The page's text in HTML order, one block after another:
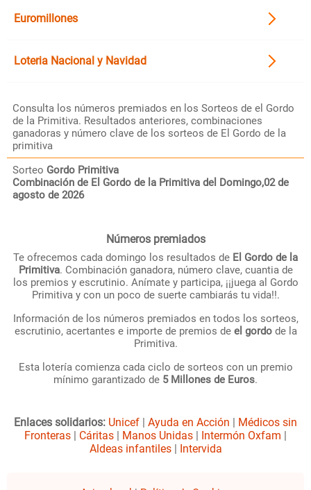
Consulta los números premiados en los Sorteos de el Gordo
de la Primitiva. Resultados anteriores, combinaciones
ganadoras y número clave de los sorteos de El Gordo de la
primitiva
Sorteo Gordo Primitiva
Combinación de El Gordo de la Primitiva del Domingo,02 de
agosto de 2026
Euromillones
Loteria Nacional y Navidad
Números premiados
Te ofrecemos cada domingo los resultados de El Gordo de la
Primitiva. Combinación ganadora, número clave, cuantia de
los premios y escrutinio. Anímate y participa, ¡¡juega al Gordo
Primitiva y con un poco de suerte cambiarás tu vida!!.
Información de los números premiados en todos los sorteos,
escrutinio, acertantes e importe de premios de el gordode la
Primitiva.
Esta lotería comienza cada ciclo de sorteos con un premio
mínimo garantizado de 5 Millones de Euros.
Enlaces solidarios: Unicef | Ayuda en Acción | Médicos sin
Fronteras | Cáritas | Manos Unidas | Intermón Oxfam |
Aldeas infantiles| Intervida